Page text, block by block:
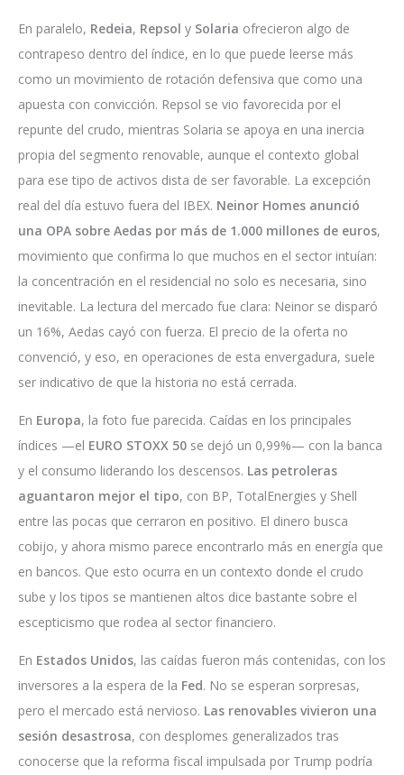
En paralelo, Redeia, Repsol y Solaria ofrecieron algo de
contrapeso dentro del índice, en lo que puede leerse más
como un movimiento de rotación defensiva que como una
apuesta con convicción. Repsol se vio favorecida por el
repunte del crudo, mientras Solaria se apoya en una inercia
propia del segmento renovable, aunque el contexto global
para ese tipo de activos dista de ser favorable. La excepción
real del día estuvo fuera del IBEX. Neinor Homes anunció
una OPA sobre Aedas por más de 1.000 millones de euros,
movimiento que confirma lo que muchos en el sector intuían:
la concentración en el residencial no solo es necesaria, sino
inevitable. La lectura del mercado fue clara: Neinor se disparó
un 16%, Aedas cayó con fuerza. El precio de la oferta no
convenció, y eso, en operaciones de esta envergadura, suele
ser indicativo de que la historia no está cerrada.
En Europa, la foto fue parecida. Caídas en los principales
índices —el EURO STOXX 50 se dejó un 0,99%— con la banca
y el consumo liderando los descensos. Las petroleras
aguantaron mejor el tipo, con BP, TotalEnergies y Shell
entre las pocas que cerraron en positivo. El dinero busca
cobijo, y ahora mismo parece encontrarlo más en energía que
en bancos. Que esto ocurra en un contexto donde el crudo
sube y los tipos se mantienen altos dice bastante sobre el
escepticismo que rodea al sector financiero.
En Estados Unidos, las caídas fueron más contenidas, con los
inversores a la espera de la Fed. No se esperan sorpresas,
pero el mercado está nervioso. Las renovables vivieron una
sesión desastrosa, con desplomes generalizados tras
conocerse que la reforma fiscal impulsada por Trump podría